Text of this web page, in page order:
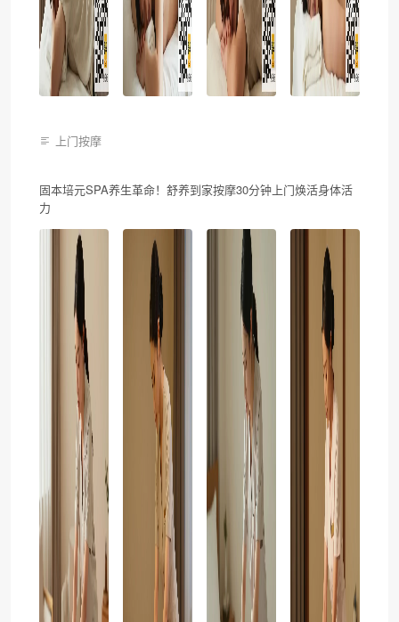
上门按摩
固本培元SPA养生革命！舒养到家按摩30分钟上门焕活身体活
力